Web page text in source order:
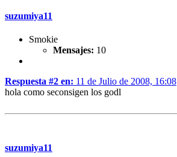
suzumiya11
Smokie
Mensajes: 10
Respuesta #2 en: 11 de Julio de 2008, 16:08
hola como seconsigen los godl
suzumiya11